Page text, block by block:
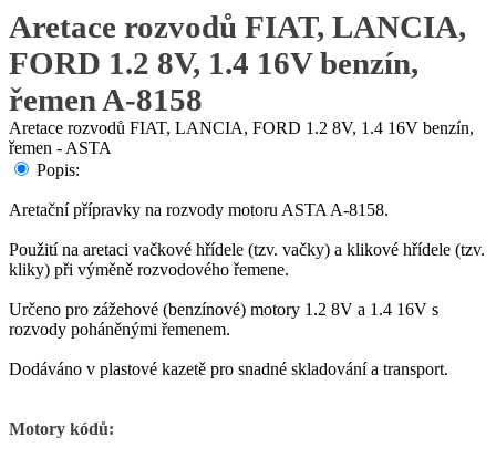
Aretace rozvodů FIAT, LANCIA,
FORD 1.2 8V, 1.4 16V benzín,
řemen A-8158
Aretace rozvodů FIAT, LANCIA, FORD 1.2 8V, 1.4 16V benzín,
řemen - ASTA
Popis:
Aretační přípravky na rozvody motoru ASTA A-8158.
Použití na aretaci vačkové hřídele (tzv. vačky) a klikové hřídele (tzv.
kliky) při výměně rozvodového řemene.
Určeno pro zážehové (benzínové) motory 1.2 8V a 1.4 16V s
rozvody poháněnými řemenem.
Dodáváno v plastové kazetě pro snadné skladování a transport.
Motory kódů: